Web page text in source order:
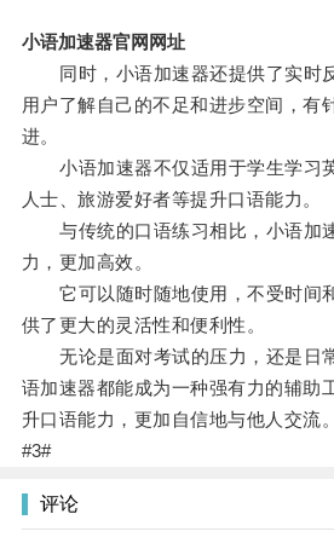
小语加速器官网网址
同时，小语加速器还提供了实时
用户了解自己的不足和进步空间，有
进。
小语加速器不仅适用于学生学习
人士、旅游爱好者等提升口语能力。
与传统的口语练习相比，小语加
力，更加高效。
它可以随时随地使用，不受时间
供了更大的灵活性和便利性。
无论是面对考试的压力，还是日
语加速器都能成为一种强有力的辅助
升口语能力，更加自信地与他人交流。
#3#
评论